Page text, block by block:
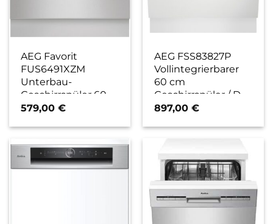
AEG Favorit
FUS6491XZM
Unterbau-
Geschirrspüler 60
cm edelstahl / C
579,00€
AEG FSS83827P
Vollintegrierbarer
60 cm
Geschirrspüler / D
897,00€